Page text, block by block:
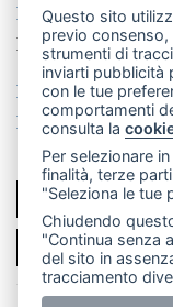
La redazione
Made by VIP
Privacy policy
Rivedi le tue
Questo sito
previo
strumenti di
inviarti pubblicità
con le tue
comportamenti
consulta la
Per selezionare
finalità, terze
"Seleziona le tue
Chiudendo
"Continua senza
del sito in
tracciamento